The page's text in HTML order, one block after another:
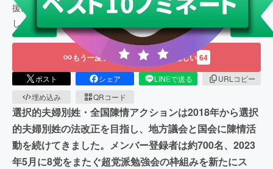
援により10,477,777 円の資金を集め、2023/06/24に募集を終了
しました
もう一度プロジェクトをやってほしい 64
ポスト シェア LINEで送る
URLコピー
埋め込み
QRコード
選択的夫婦別姓・全国陳情アクションは2018年から選択
的夫婦別姓の法改正を目指し、地方議会と国会に陳情活
動を続けてきました。メンバー登録者は約700名、2023
年5月に8党をまたぐ超党派勉強会の枠組みを新たにス